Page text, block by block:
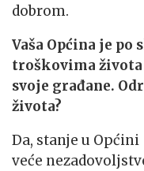
dobrom.
Vaša Općina je po
troškovima
svoje građane.
života?
Da, stanje u
veće